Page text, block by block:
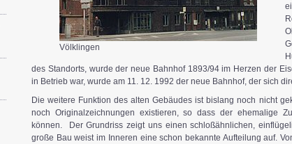
Völklingen
des Standorts, wurde der neue Bahnhof 1893/94 im Herzen der
in Betrieb war, wurde am 11. 12. 1992 der neue Bahnhof, der sich
Die weitere Funktion des alten Gebäudes ist bislang noch nicht
noch Originalzeichnungen existieren, so dass der ehemalige
können. Der Grundriss zeigt uns einen schloßähnlichen,
große Bau weist im Inneren eine schon bekannte Aufteilung auf.